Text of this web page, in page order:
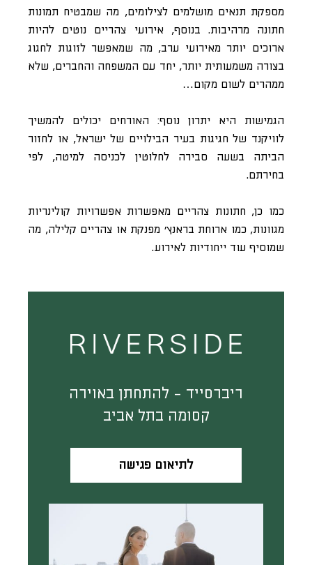
מספקת תנאים מושלמים לצילומים, מה שמבטיח תמונות
חתונה מרהיבות. בנוסף, אירועי צהריים נוטים להיות
ארוכים יותר מאירועי ערב, מה שמאפשר לזוגות לחגוג
בצורה משמעותית יותר, יחד עם המשפחה והחברים, שלא
ממהרים לשום מקום…
הגמישות היא יתרון נוסף: האורחים יכולים להמשיך
לוויקנד של חגיגות בעיר הבילויים של ישראל, או לחזור
הביתה בשעה סבירה לחלוטין לכניסה למיטה, לפי
בחירתם.
כמו כן, חתונות צהריים מאפשרות אפשרויות קולינריות
מגוונות, כמו ארוחת בראנץ’ מפנקת או צהריים קלילה, מה
שמוסיף עוד ייחודיות לאירוע.
ריברסייד - להתחתן באוירה
קסומה בתל אביב
לתיאום פגישה